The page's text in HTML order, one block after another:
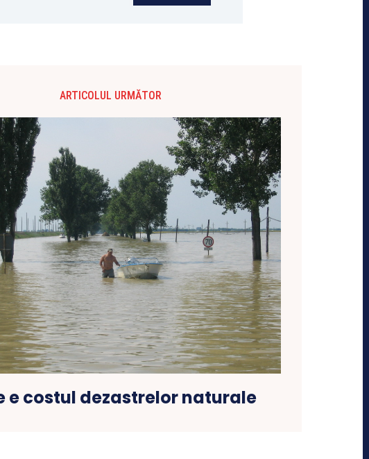
ARTICOLUL URMĂTOR
e costul dezastrelor naturale